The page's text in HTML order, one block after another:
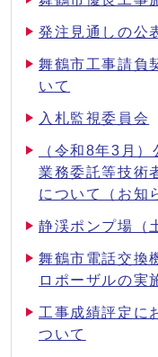
発注見通しの公
舞鶴市工事請負
いて
入札監視委員会
（令和8年3月
業務委託等技術
について（お知
静渓ポンプ場（
舞鶴市電話交換
ロポーザルの実
工事成績評定に
ついて